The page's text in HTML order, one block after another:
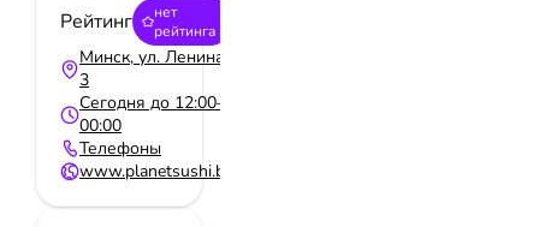
Рейтинг
нет
рейтинга
Минск, ул. Ленина,
3
Сегодня до 12:00—
00:00
Телефоны
www.planetsushi.by